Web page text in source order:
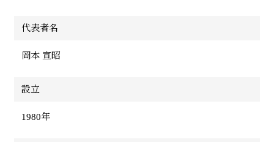
代表者名
岡本 宣昭
設立
1980年